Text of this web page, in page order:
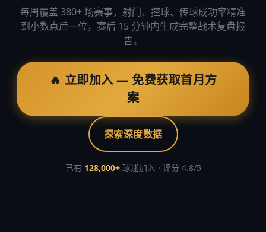
每周覆盖 380+ 场赛事，射门、控球、传球成功率精准
到小数点后一位，赛后 15 分钟内生成完整战术复盘报
告。
🔥 立即加入 — 免费获取首月方
案
探索深度数据
已有 128,000+球迷加入 · 评分 4.8/5